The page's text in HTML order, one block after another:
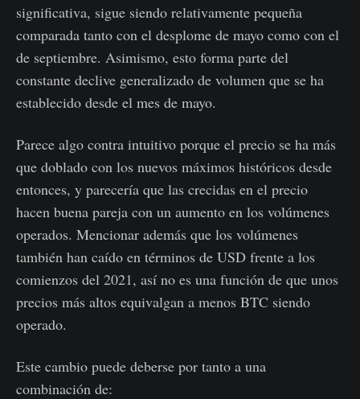
significativa, sigue siendo relativamente pequeña
comparada tanto con el desplome de mayo como con el
de septiembre. Asimismo, esto forma parte del
constante declive generalizado de volumen que se ha
establecido desde el mes de mayo.
Parece algo contra intuitivo porque el precio se ha más
que doblado con los nuevos máximos históricos desde
entonces, y parecería que las crecidas en el precio
hacen buena pareja con un aumento en los volúmenes
operados. Mencionar además que los volúmenes
también han caído en términos de USD frente a los
comienzos del 2021, así no es una función de que unos
precios más altos equivalgan a menos BTC siendo
operado.
Este cambio puede deberse por tanto a una
combinación de: